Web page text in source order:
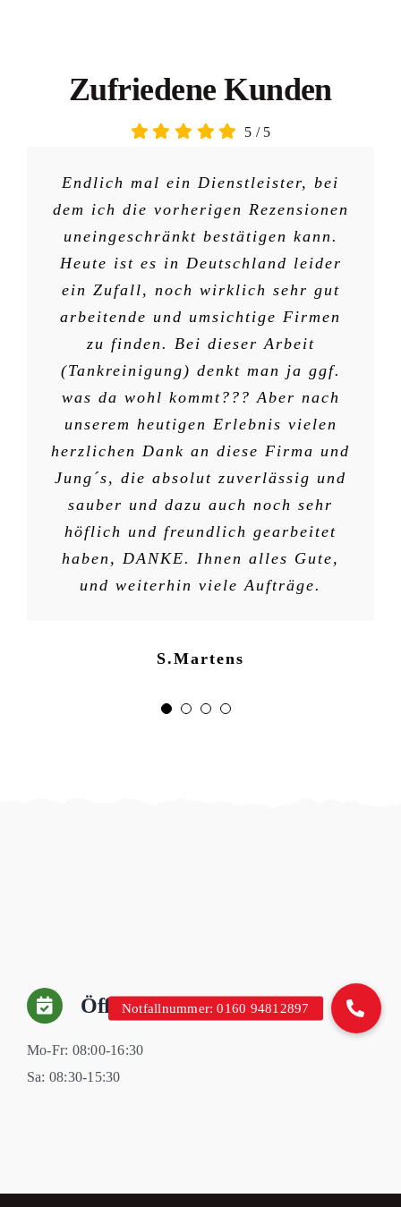
Zufriedene Kunden
5 / 5
Endlich mal ein Dienstleister, bei
dem ich die vorherigen Rezensionen
uneingeschränkt bestätigen kann.
Heute ist es in Deutschland leider
ein Zufall, noch wirklich sehr gut
arbeitende und umsichtige Firmen
zu finden. Bei dieser Arbeit
(Tankreinigung) denkt man ja ggf.
was da wohl kommt??? Aber nach
unserem heutigen Erlebnis vielen
herzlichen Dank an diese Firma und
Jung´s, die absolut zuverlässig und
sauber und dazu auch noch sehr
höflich und freundlich gearbeitet
haben, DANKE. Ihnen alles Gute,
und weiterhin viele Aufträge.
S.Martens
S.Clausen
D.Dunst
S.Hinrichs
Öffnungszeiten
Mo-Fr: 08:00-16:30
Sa: 08:30-15:30